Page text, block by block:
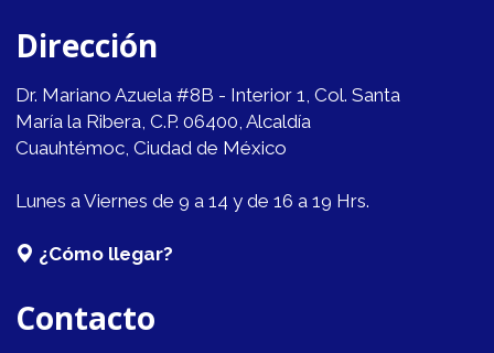
Dirección
Dr. Mariano Azuela #8B - Interior 1, Col. Santa
María la Ribera, C.P. 06400, Alcaldía
Cuauhtémoc, Ciudad de México
Lunes a Viernes de 9 a 14 y de 16 a 19 Hrs.
¿Cómo llegar?
Contacto